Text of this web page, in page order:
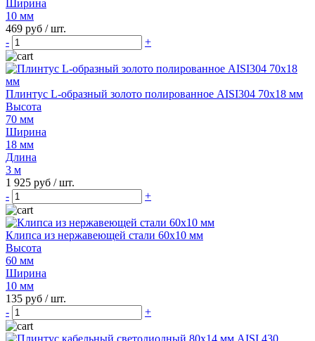
Ширина
10 мм
469 руб / шт.
-
+
Плинтус L-образный золото полированное AISI304 70х18 мм
Высота
70 мм
Ширина
18 мм
Длина
3 м
1 925 руб / шт.
-
+
Клипса из нержавеющей стали 60х10 мм
Высота
60 мм
Ширина
10 мм
135 руб / шт.
-
+